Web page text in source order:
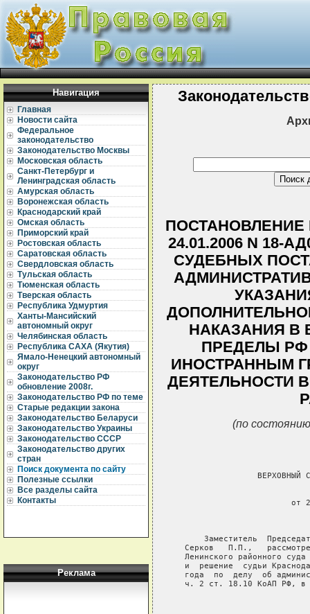
Навигация
Главная
Новости сайта
Федеральное
законодательство
Законодательство Москвы
Московская область
Санкт-Петербург и
Ленинградская область
Амурская область
Воронежская область
Краснодарский край
Омская область
Приморский край
Ростовская область
Саратовская область
Свердловская область
Тульская область
Тюменская область
Тверская область
Республика Удмуртия
Ханты-Мансийский
автономный округ
Челябинская область
Республика САХА (Якутия)
Ямало-Ненецкий автономный
округ
Законодательство РФ
обновление 2008г.
Законодательство РФ по теме
Старые редакции закона
Законодательство Беларуси
Законодательство Украины
Законодательство СССР
Законодательство других
стран
Поиск документа по сайту
Полезные ссылки
Все разделы сайта
Контакты
Реклама
ПОСТАНОВЛЕНИЕ
24.01.2006 N 18-
СУДЕБНЫХ
НАКАЗАНИЯ В
ПРЕДЕЛЫ
ИНОСТРАННЫМ
ДЕЯТЕЛЬНОСТИ
(по
ВЕРХОВНЫЙ
от
Заместитель
Серков   П.П.,
Ленинского районного
и  решение  судьи
года  по  делу  об
ч. 2 ст. 18.10 КоАП РФ, в